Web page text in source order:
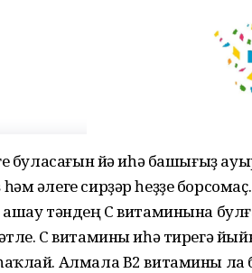
буласағын йә иһә башығыҙ
әлеге сирҙәр һеҙҙе борсомаҫ.
ашау тәндең С витаминына
С витамины иһә тирегә
Алмала В2 витамины ла